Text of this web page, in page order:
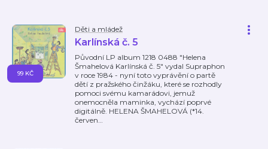
Děti a mládež
Karlínská č. 5
Původní LP album 1218 0488 "Helena
Šmahelová Karlínská č. 5" vydal Supraphon
v roce 1984 - nyní toto vyprávění o partě
dětí z pražského činžáku, které se rozhodly
pomoci svému kamarádovi, jemuž
onemocněla maminka, vychází poprvé
digitálně. HELENA ŠMAHELOVÁ (*14.
červen…
99 KČ